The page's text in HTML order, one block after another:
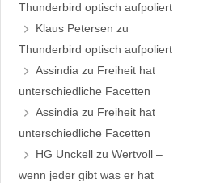
Thunderbird optisch aufpoliert
Klaus Petersen zu
Thunderbird optisch aufpoliert
Assindia zu Freiheit hat
unterschiedliche Facetten
Assindia zu Freiheit hat
unterschiedliche Facetten
HG Unckell zuWertvoll –
wenn jeder gibt was er hat